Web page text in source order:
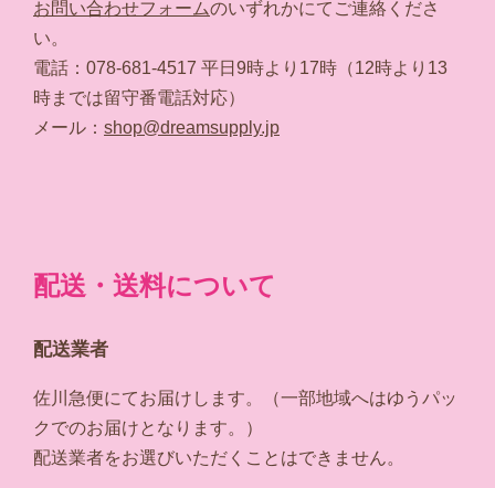
お問い合わせフォームのいずれかにてご連絡くださ
い。
電話：078-681-4517 平日9時より17時（12時より13
時までは留守番電話対応）
メール： shop@dreamsupply.jp
配送・送料について
配送業者
佐川急便にてお届けします。（一部地域へはゆうパッ
クでのお届けとなります。）
配送業者をお選びいただくことはできません。